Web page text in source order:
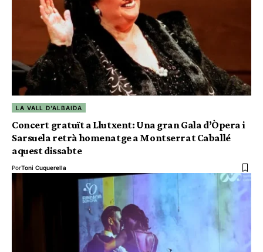
LA VALL D'ALBAIDA
Concert gratuït a Llutxent: Una gran Gala d’Òpera i
Sarsuela retrà homenatge a Montserrat Caballé
aquest dissabte
PorToni Cuquerella